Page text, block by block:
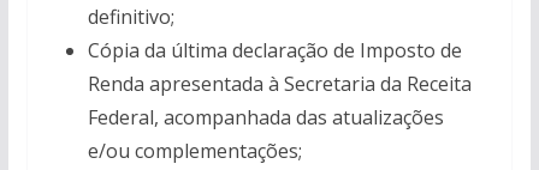
definitivo;
Cópia da última declaração de Imposto de
Renda apresentada à Secretaria da Receita
Federal, acompanhada das atualizações
e/ou complementações;